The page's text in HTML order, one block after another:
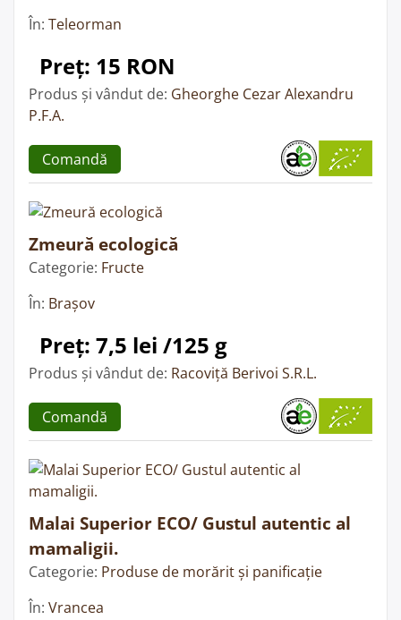
În: Teleorman
Preț: 15 RON
Produs și vândut de: Gheorghe Cezar Alexandru
P.F.A.
Comandă
Zmeură ecologică
Categorie: Fructe
În: Brașov
Preț: 7,5 lei /125 g
Produs și vândut de: Racoviță Berivoi S.R.L.
Comandă
Malai Superior ECO/ Gustul autentic al
mamaligii.
Categorie: Produse de morărit și panificație
În: Vrancea